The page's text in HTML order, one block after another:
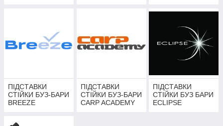
ПІДСТАВКИ
СТІЙКИ БУЗ-БАРИ
BREEZE
ПІДСТАВКИ
СТІЙКИ БУЗ-БАРИ
CARP ACADEMY
ПІДСТАВКИ
СТІЙКИ БУЗ БАРИ
ECLIPSE